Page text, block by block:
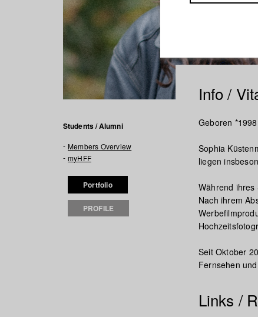
Students / Alumni
Members Overview
myHFF
Portfolio
PROFILE
Info /
Geboren
Sophia
liegen
Während ihres
Nach ihrem
Seit Oktober
Fernsehen
Links /